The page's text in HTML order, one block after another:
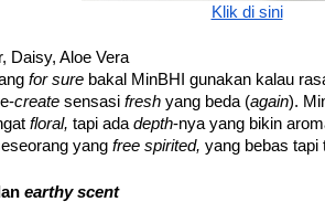
Klik di sini
Daisy, Aloe Vera
for sure bakal MinBHI gunakan kalau
create sensasi fresh yang beda (again).
floral, tapi ada depth
yang free spirited, yang bebas tapi
earthy scent